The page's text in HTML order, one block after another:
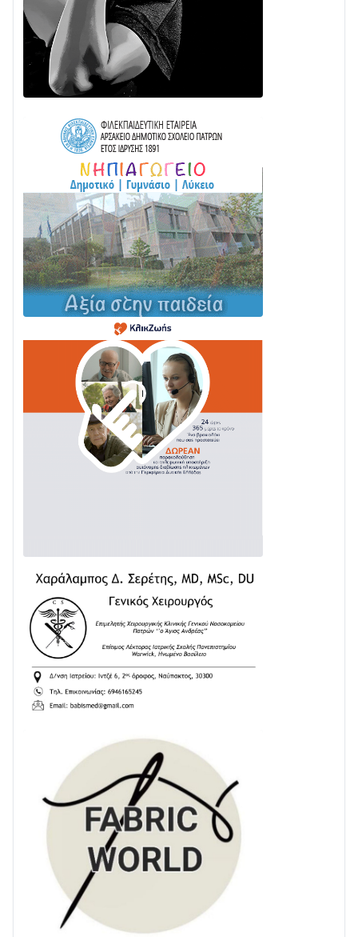
ΕΚΤΑΚΤΟ – ΝΑΥΠΑΚΤΙΑ: ΣΥΝΑΓΕΡΜΟΣ ΣΤΗΝ
ΠΥΡΟΣΒΕΣΤΙΚΗ ΓΙΑ ΦΩΤΙΑ ΣΤΟΝ ΑΓΙΟ ΗΛΙΑ ΠΡΙΝ ΤΗ
ΓΡΑΝΙΤΣΑ
24/07 • 11:03
ΤΟ ΠΑΡΤΥ ΣΥΝΕΧΙΖΕΤΑΙ…
Στο σκοτάδι μεγάλο μέρος στο Λυγιά Ναυπάκτου
04/08 • 19:47
Σε τροχιά υλοποίησης η Παράκαμψη του Κέντρου
της Ναυπάκτου
04/08 • 12:08
Σε φουλ ρυθμούς το τμήμα Βόνιτσα – Άγιος Νικόλαος
| Αυτοψία Καββαδά
03/08 • 11:11
Με Αρχιερατική Λαμπρότητα η Πανήγυρη της
Μεταμορφώσεως του Σωτήρος στο Γολέμι
Ενισχύεται η Πολιτική Προστασία στο Δήμο Αγρινίου
με δύο νέα υδροφόρα οχήματα
02/08 • 18:26
Διαβάστε την «Ναυπακτία» που κυκλοφορεί
31/07 • 08:16
ΕΚΤΑΚΤΟ – ΝΑΥΠΑΚΤΙΑ: ΣΥΝΑΓΕΡΜΟΣ ΣΤΗΝ
ΠΥΡΟΣΒΕΣΤΙΚΗ ΓΙΑ ΦΩΤΙΑ ΣΤΟΝ ΑΓΙΟ ΗΛΙΑ ΠΡΙΝ ΤΗ
ΓΡΑΝΙΤΣΑ
24/07 • 11:03